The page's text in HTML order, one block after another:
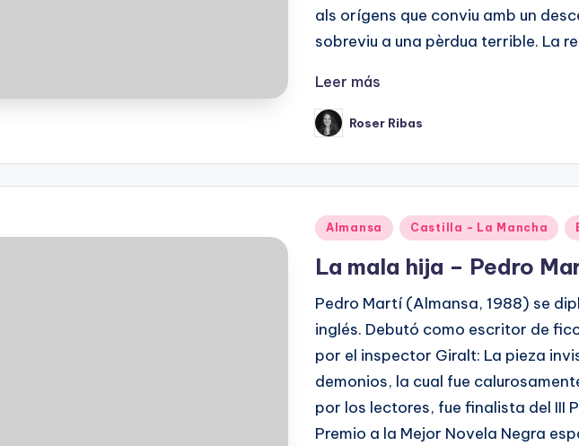
als orígens que conviu amb un
sobreviu a una pèrdua terrible. La
Leer más
Publicado
por
Roser Ribas
Publicado
Almansa Castilla - La Mancha
La mala hija – Pedro
Pedro Martí (Almansa, 1988) se
inglés. Debutó como escritor de
por el inspector Giralt: La pieza
demonios, la cual fue
por los lectores, fue finalista del III
Premio a la Mejor Novela Negra